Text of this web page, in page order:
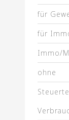
für
für
Immo/
ohne